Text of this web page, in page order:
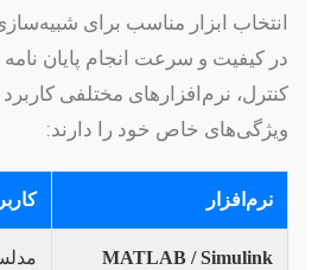
انتخاب ابزار مناسب برای
در کیفیت و سرعت انجام پایان
کنترل، نرم‌افزارهای مختلفی
ویژگی‌های خاص خود را دارند:
نرم‌افزار
MATLAB / Simulink